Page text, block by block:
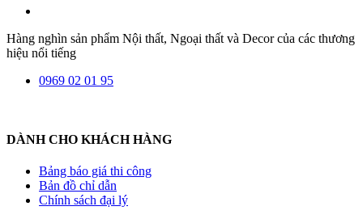
Hàng nghìn sản phẩm Nội thất, Ngoại thất và Decor của các thương
hiệu nổi tiếng
0969 02 01 95
DÀNH CHO KHÁCH HÀNG
Bảng báo giá thi công
Bản đồ chỉ dẫn
Chính sách đại lý